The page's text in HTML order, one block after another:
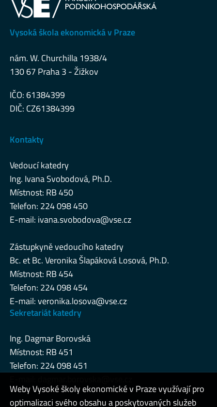
Vysoká škola ekonomická v Praze
nám. W. Churchilla 1938/4
130 67 Praha 3 - Žižkov
IČO: 61384399
DIČ: CZ61384399
Kontakty
Vedoucí katedry
Ing. Ivana Svobodová, Ph.D.
Místnost: RB 450
Telefon: 224 098 450
E-mail: ivana.svobodova@vse.cz
Zástupkyně vedoucího katedry
Bc. et Bc. Veronika Šlapáková Losová, Ph.D.
Místnost: RB 454
Telefon: 224 098 454
E-mail:veronika.losova@vse.cz
Sekretariát katedry
Ing. Dagmar Borovská
Místnost: RB 451
Telefon: 224 098 451
Weby Vysoké školy ekonomické v Praze využívají pro
optimalizaci svého obsahu a poskytovaných služeb